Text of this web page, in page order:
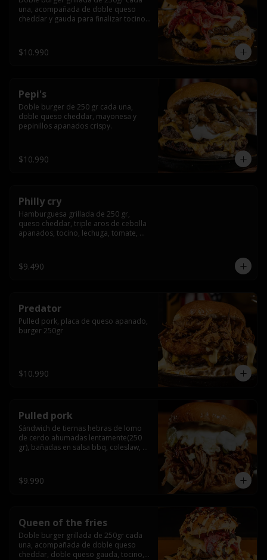
una, acompañada de doble queso
cheddar y gauda para finalizar tocino
$10.990
Pepi's
Doble burger de 250 gr cada una,
doble queso cheddar, mayonesa y
pepinillos apanados crispy.
$10.990
Philly cry
Hamburguesa grillada de 250 gr,
queso cheddar, triple aros de cebolla
apanados, tocino, lechuga, tomate,
$9.490
Predator
Pulled pork, placa de queso apanado,
burger 250gr
$10.990
Pulled pork
Sándwich de tiernas hebras de lomo
de cerdo ahumadas lentamente(250
gr), bañadas en salsa bbq, coleslaw,
$9.990
Queen of the fries
Doble burger grillada de 250gr cada
una, acompañada de doble queso
cheddar, doble queso gauda, tocino,